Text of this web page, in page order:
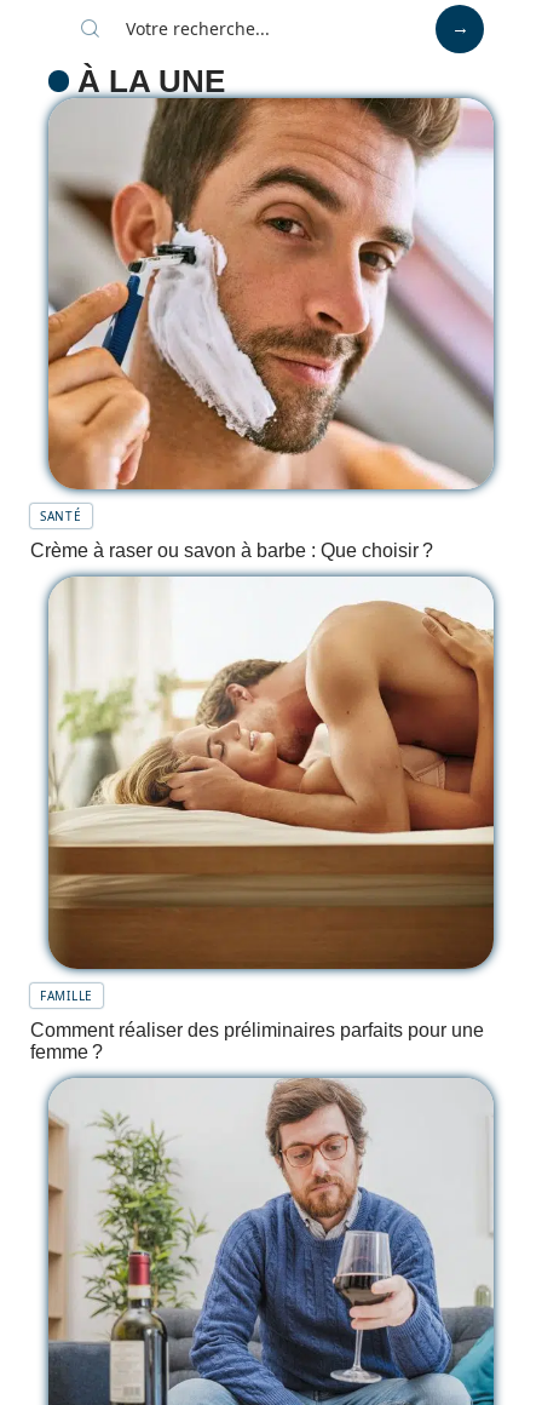
À LA UNE
SANTÉ
Crème à raser ou savon à barbe : Que choisir ?
FAMILLE
Comment réaliser des préliminaires parfaits pour une
femme ?